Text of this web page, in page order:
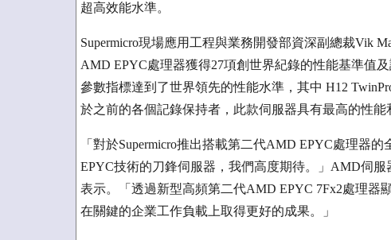
超高效能水準。
Supermicro現場應用工程與業務開發部資深副總裁Vik
AMD EPYC處理器獲得27項創世界紀錄的性能基準值
參數指標達到了世界領先的性能水準，其中 H12
於之前的各個記錄保持者，此款伺服器具有最高的性能
「對於Supermicro推出搭載第二代AMD EPYC處理器
EPYC技術的刀鋒伺服器，我們高度期待。」AMD伺服
表示。「透過新型高頻第二代AMD EPYC 7Fx2處理器
在關鍵的企業工作負載上取得更好的成果。」